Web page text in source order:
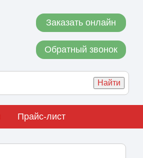
Заказать онлайн
Обратный звонок
Прайс-лист